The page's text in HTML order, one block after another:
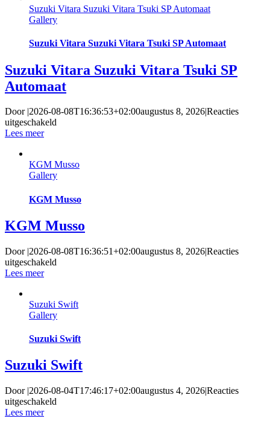
Suzuki Vitara Suzuki Vitara Tsuki SP Automaat
Gallery
Suzuki Vitara Suzuki Vitara Tsuki SP Automaat
Suzuki Vitara Suzuki Vitara Tsuki SP
Automaat
Door |2026-08-08T16:36:53+02:00augustus 8, 2026|Reacties
uitgeschakeld
Vitara
Tsuki
Automaat
Lees meer
KGM Musso
Gallery
KGM Musso
KGM Musso
Door |2026-08-08T16:36:51+02:00augustus 8, 2026|Reacties
uitgeschakeld
Lees meer
Suzuki Swift
Gallery
Suzuki Swift
Suzuki Swift
Door |2026-08-04T17:46:17+02:00augustus 4, 2026|Reacties
uitgeschakeld
Lees meer